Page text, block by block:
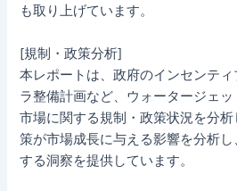
も取り上げています。
[規制・政策分析]
本レポートは、政府のインセンテ
ラ整備計画など、ウォータージェ
市場に関する規制・政策状況を分
策が市場成長に与える影響を分析
する洞察を提供しています。